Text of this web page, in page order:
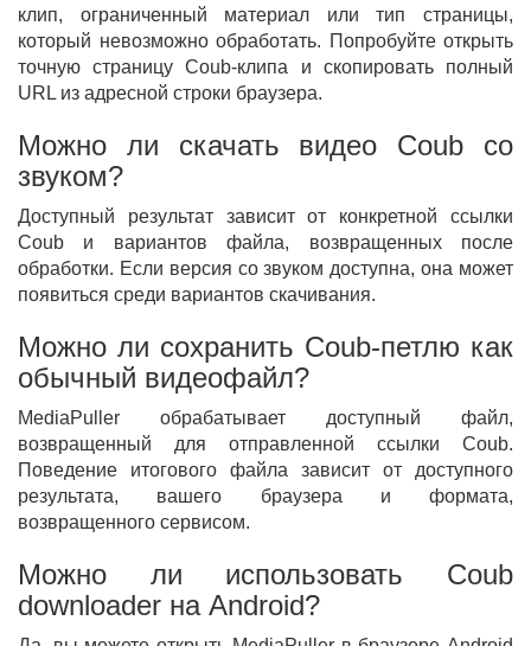
клип, ограниченный материал или тип страницы,
который невозможно обработать. Попробуйте открыть
точную страницу Coub-клипа и скопировать полный
URL из адресной строки браузера.
Можно ли скачать видео Coub со
звуком?
Доступный результат зависит от конкретной ссылки
Coub и вариантов файла, возвращенных после
обработки. Если версия со звуком доступна, она может
появиться среди вариантов скачивания.
Можно ли сохранить Coub-петлю как
обычный видеофайл?
MediaPuller обрабатывает доступный файл,
возвращенный для отправленной ссылки Coub.
Поведение итогового файла зависит от доступного
результата, вашего браузера и формата,
возвращенного сервисом.
Можно ли использовать Coub
downloader на Android?